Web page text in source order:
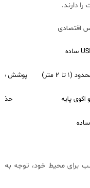
دارند.
اقتصادی
۲ متر) پوشش شعاعی بالا (۳ تا
پایه حذف
برای محیط خود، توجه به